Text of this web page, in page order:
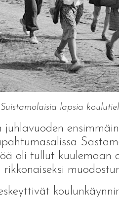
lapsia
oli tullut kuulemaan